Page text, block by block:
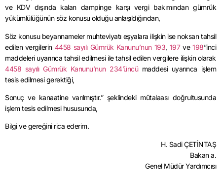
ve KDV dışında kalan dampinge karşı vergi bakımından gümrük
yükümlülüğünün söz konusu olduğu anlaşıldığından,
Söz konusu beyannameler muhteviyatı eşyalara ilişkin ise noksan tahsil
edilen vergilerin 4458 sayılı Gümrük Kanunu’nun 193, 197ve198”inci
maddeleri uyarınca tahsil edilmesi ile tahsil edilen vergilere ilişkin olarak
4458 sayılı Gümrük Kanunu’nun 234’üncümaddesi uyarınca işlem
tesis edilmesi gerektiği,
Sonuç ve kanaatine varılmıştır.” şeklindeki mütalaası doğrultusunda
işlem tesis edilmesi hususunda,
Bilgi ve gereğini rica ederim.
H. Sadi ÇETİNTAŞ
Bakan a.
Genel Müdür Yardımcısı